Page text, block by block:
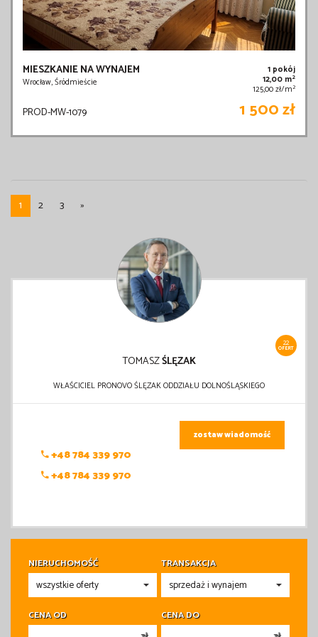
MIESZKANIE NA WYNAJEM
Wrocław, Śródmieście
1 pokój
12,00 m2
125,00 zł/m2
PROD-MW-1079 1 500 zł
1 2 3 »
22
OFERT
TOMASZŚLĘZAK
WŁAŚCICIEL PRONOVO ŚLĘZAK ODDZIAŁU DOLNOŚLĄSKIEGO
+48 784 339 970
+48 784 339 970
zostaw wiadomość
NIERUCHOMOŚĆ TRANSAKCJA
CENA OD CENA DO